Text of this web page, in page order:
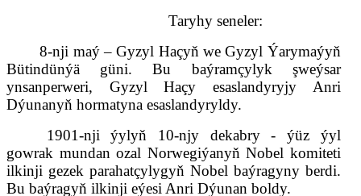
Taryhy seneler:
8-nji maý – Gyzyl Haçyň we Gyzyl Ýarymaýyň
Bütindünýä güni. Bu baýramçylyk şweýsar
ynsanperweri, Gyzyl Haçy esaslandyryjy Anri
Dýunanyň hormatyna esaslandyryldy.
1901-nji ýylyň 10-njy dekabry - ýüz ýyl
gowrak mundan ozal Norwegiýanyň Nobel komiteti
ilkinji gezek parahatçylygyň Nobel baýragyny berdi.
Bu baýragyň ilkinji eýesi Anri Dýunan boldy.